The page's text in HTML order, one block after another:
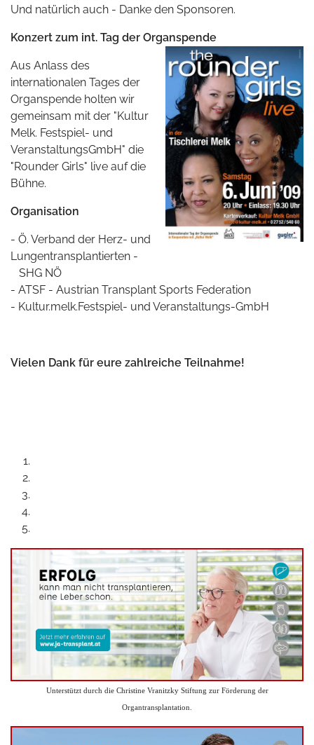
Und natürlich auch - Danke den Sponsoren.
Konzert zum int. Tag der Organspende
Aus Anlass des
internationalen Tages der
Organspende holten wir
gemeinsam mit der "Kultur
Melk. Festspiel- und
VeranstaltungsGmbH" die
"Rounder Girls" live auf die
Bühne.
Organisation
- Ö. Verband der Herz- und
Lungentransplantierten -
SHG NÖ
- ATSF - Austrian Transplant Sports Federation
- Kultur.melk.Festspiel- und Veranstaltungs-GmbH
Vielen Dank für eure zahlreiche Teilnahme!
Unterstützt durch die Christine Vranitzky Stiftung zur Förderung der
Organtransplantation.